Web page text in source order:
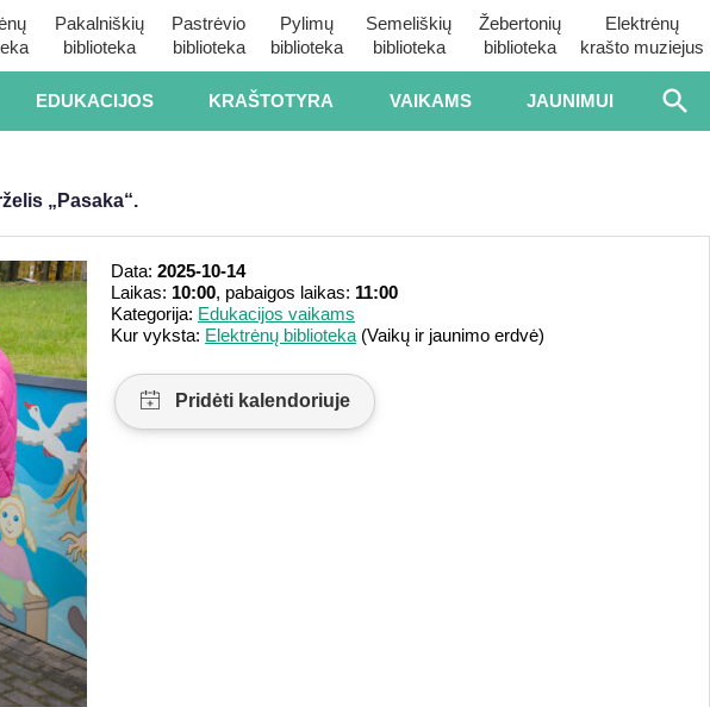
Pakalniškių
biblioteka
Pastrėvio
biblioteka
Pylimų
biblioteka
Semeliškių
biblioteka
Žebertonių
biblioteka
Elektrėnų
krašto muziejus
EDUKACIJOS KRAŠTOTYRA VAIKAMS JAUNIMUI
„Pasaka“.
Data: 2025-10-14
Laikas: 10:00, pabaigos laikas: 11:00
Kategorija: Edukacijos vaikams
Kur vyksta: Elektrėnų biblioteka (Vaikų ir jaunimo erdvė)